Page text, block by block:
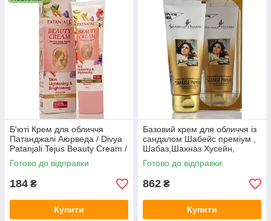
Б'юті Крем для обличчя
Патанджалі Аюрведа / Divya
Patanjali Tejus Beauty Cream /
50 г
Готово до відправки
184 ₴
Купити
Базовий крем для обличчя із
сандалом Шабейс преміум ,
Шабаз,Шахназ Хусейн,
Shabase Premium , Shahnaz
Husain, 40 г
Готово до відправки
862 ₴
Купити